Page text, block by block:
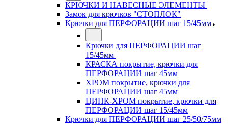
КРЮЧКИ И НАВЕСНЫЕ ЭЛЕМЕНТЫ
Замок для крючков "СТОПЛОК"
Крючки для ПЕРФОРАЦИИ шаг 15/45мм
Крючки для ПЕРФОРАЦИИ шаг
15/45мм
КРАСКА покрытие, крючки для
ПЕРФОРАЦИИ шаг 45мм
ХРОМ покрытие, крючки для
ПЕРФОРАЦИИ шаг 45мм
ЦИНК-ХРОМ покрытие, крючки для
ПЕРФОРАЦИИ шаг 15/45мм
Крючки для ПЕРФОРАЦИИ шаг 25/50/75мм